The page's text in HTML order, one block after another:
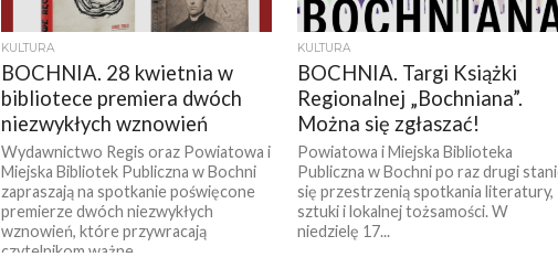
KULTURA
BOCHNIA. 28 kwietnia w
bibliotece premiera dwóch
niezwykłych wznowień
Wydawnictwo Regis oraz Powiatowa i
Miejska Bibliotek Publiczna w Bochni
zapraszają na spotkanie poświęcone
premierze dwóch niezwykłych
wznowień, które przywracają
czytelnikom ważne,...
KULTURA
BOCHNIA. Targi Książki
Regionalnej „Bochniana”.
Można się zgłaszać!
Powiatowa i Miejska Biblioteka
Publiczna w Bochni po raz drugi
się przestrzenią spotkania literatury,
sztuki i lokalnej tożsamości. W
niedzielę 17...